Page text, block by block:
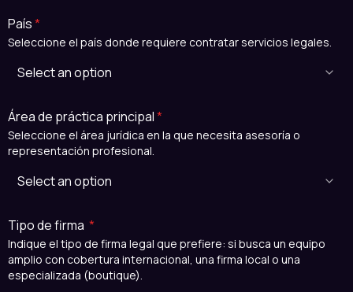
País*
Seleccione el país donde requiere contratar servicios legales.
Área de práctica principal*
Seleccione el área jurídica en la que necesita asesoría o
representación profesional.
Tipo de firma *
Indique el tipo de firma legal que prefiere: si busca un equipo
amplio con cobertura internacional, una firma local o una
especializada (boutique).